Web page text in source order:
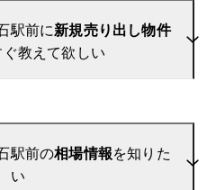
駅前に新規売り出し物件
教えて欲しい
されたら教えて」リクエス
気に入りのマンションをご
着情報をいち早くお届けし
駅前の相場情報を知りた
い